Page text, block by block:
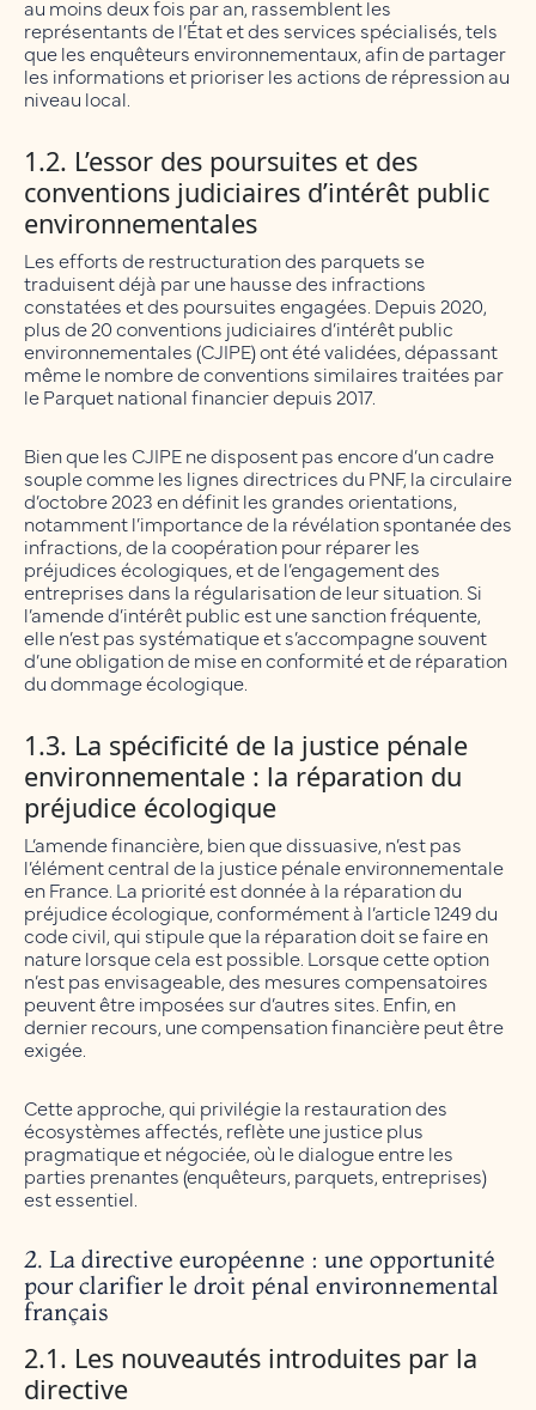
au moins deux fois par an, rassemblent les
représentants de l’État et des services spécialisés, tels
que les enquêteurs environnementaux, afin de partager
les informations et prioriser les actions de répression au
niveau local.
1.2. L’essor des poursuites et des
conventions judiciaires d’intérêt public
environnementales
Les efforts de restructuration des parquets se
traduisent déjà par une hausse des infractions
constatées et des poursuites engagées. Depuis 2020,
plus de 20 conventions judiciaires d’intérêt public
environnementales (CJIPE) ont été validées, dépassant
même le nombre de conventions similaires traitées par
le Parquet national financier depuis 2017.
Bien que les CJIPE ne disposent pas encore d’un cadre
souple comme les lignes directrices du PNF, la circulaire
d’octobre 2023 en définit les grandes orientations,
notamment l’importance de la révélation spontanée des
infractions, de la coopération pour réparer les
préjudices écologiques, et de l’engagement des
entreprises dans la régularisation de leur situation. Si
l’amende d’intérêt public est une sanction fréquente,
elle n’est pas systématique et s’accompagne souvent
d’une obligation de mise en conformité et de réparation
du dommage écologique.
1.3. La spécificité de la justice pénale
environnementale : la réparation du
préjudice écologique
L’amende financière, bien que dissuasive, n’est pas
l’élément central de la justice pénale environnementale
en France. La priorité est donnée à la réparation du
préjudice écologique, conformément à l’article 1249 du
code civil, qui stipule que la réparation doit se faire en
nature lorsque cela est possible. Lorsque cette option
n’est pas envisageable, des mesures compensatoires
peuvent être imposées sur d’autres sites. Enfin, en
dernier recours, une compensation financière peut être
exigée.
Cette approche, qui privilégie la restauration des
écosystèmes affectés, reflète une justice plus
pragmatique et négociée, où le dialogue entre les
parties prenantes (enquêteurs, parquets, entreprises)
est essentiel.
2. La directive européenne : une opportunité
pour clarifier le droit pénal environnemental
français
2.1. Les nouveautés introduites par la
directive